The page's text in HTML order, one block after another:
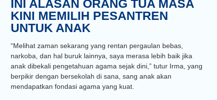
INI ALASAN ORANG TUA MASA
KINI MEMILIH PESANTREN
UNTUK ANAK
“Melihat zaman sekarang yang rentan pergaulan bebas,
narkoba, dan hal buruk lainnya, saya merasa lebih baik jika
anak dibekali pengetahuan agama sejak dini,” tutur Irma, yang
berpikir dengan bersekolah di sana, sang anak akan
mendapatkan fondasi agama yang kuat.